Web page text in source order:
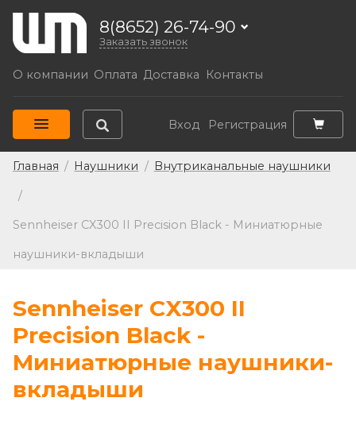
8(8652) 26-74-90
Заказать звонок
О компании Оплата Доставка Контакты
Вход Регистрация
Главная / Наушники / Внутриканальные наушники
/
Sennheiser CX300 II Precision Black - Миниатюрные
наушники-вкладыши
Sennheiser CX300 II
Precision Black -
Миниатюрные наушники-
вкладыши